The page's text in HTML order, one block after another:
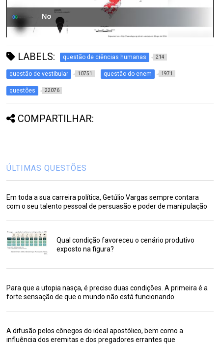
LABELS: questão de ciências humanas 214
questão de vestibular 10751 questão do enem 1971
questões 22076
COMPARTILHAR:
ÚLTIMAS QUESTÕES
Em toda a sua carreira política, Getúlio Vargas sempre contara
com o seu talento pessoal de persuasão e poder de manipulação
Qual condição favoreceu o cenário produtivo
exposto na figura?
Para que a utopia nasça, é preciso duas condições. A primeira é a
forte sensação de que o mundo não está funcionando
A difusão pelos cônegos do ideal apostólico, bem como a
influência dos eremitas e dos pregadores errantes que